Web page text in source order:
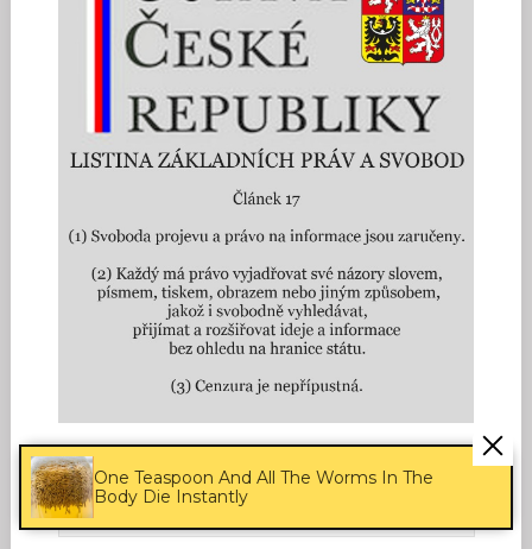
One Teaspoon And All The Worms In The
Body Die Instantly
PROHLEDAT WEB